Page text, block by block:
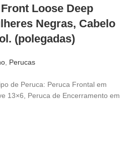
Loose Deep
Negras, Cabelo
(polegadas)
, Perucas
de Peruca: Peruca Frontal em
13×6, Peruca de Encerramento em